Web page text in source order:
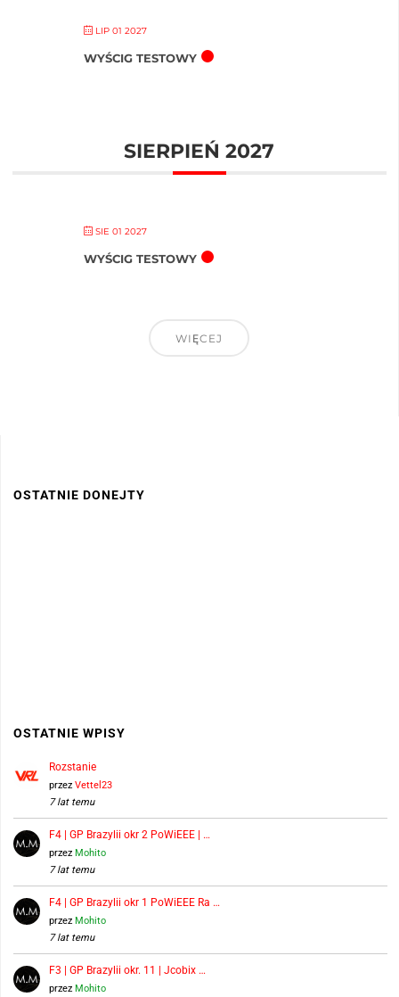
LIP 01 2027
WYŚCIG TESTOWY
SIERPIEŃ 2027
SIE 01 2027
WYŚCIG TESTOWY
WIĘCEJ
OSTATNIE DONEJTY
OSTATNIE WPISY
Rozstanie
przez Vettel23
7 lat temu
F4 | GP Brazylii okr 2 PoWiEEE | …
przez Mohito
7 lat temu
F4 | GP Brazylii okr 1 PoWiEEE Ra …
przez Mohito
7 lat temu
F3 | GP Brazylii okr. 11 | Jcobix …
przez Mohito